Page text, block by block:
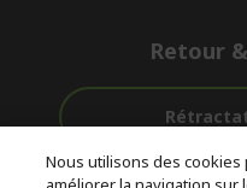
Retour
Nous utilisons des